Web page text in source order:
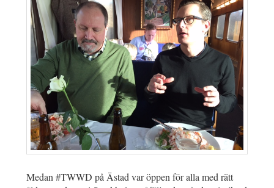
Medan #TWWD på Ästad var öppen för alla med rätt